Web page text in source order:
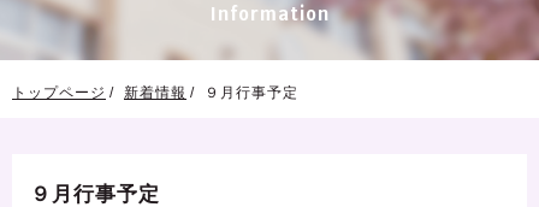
Information
トップページ 新着情報 ９月行事予定
９月行事予定